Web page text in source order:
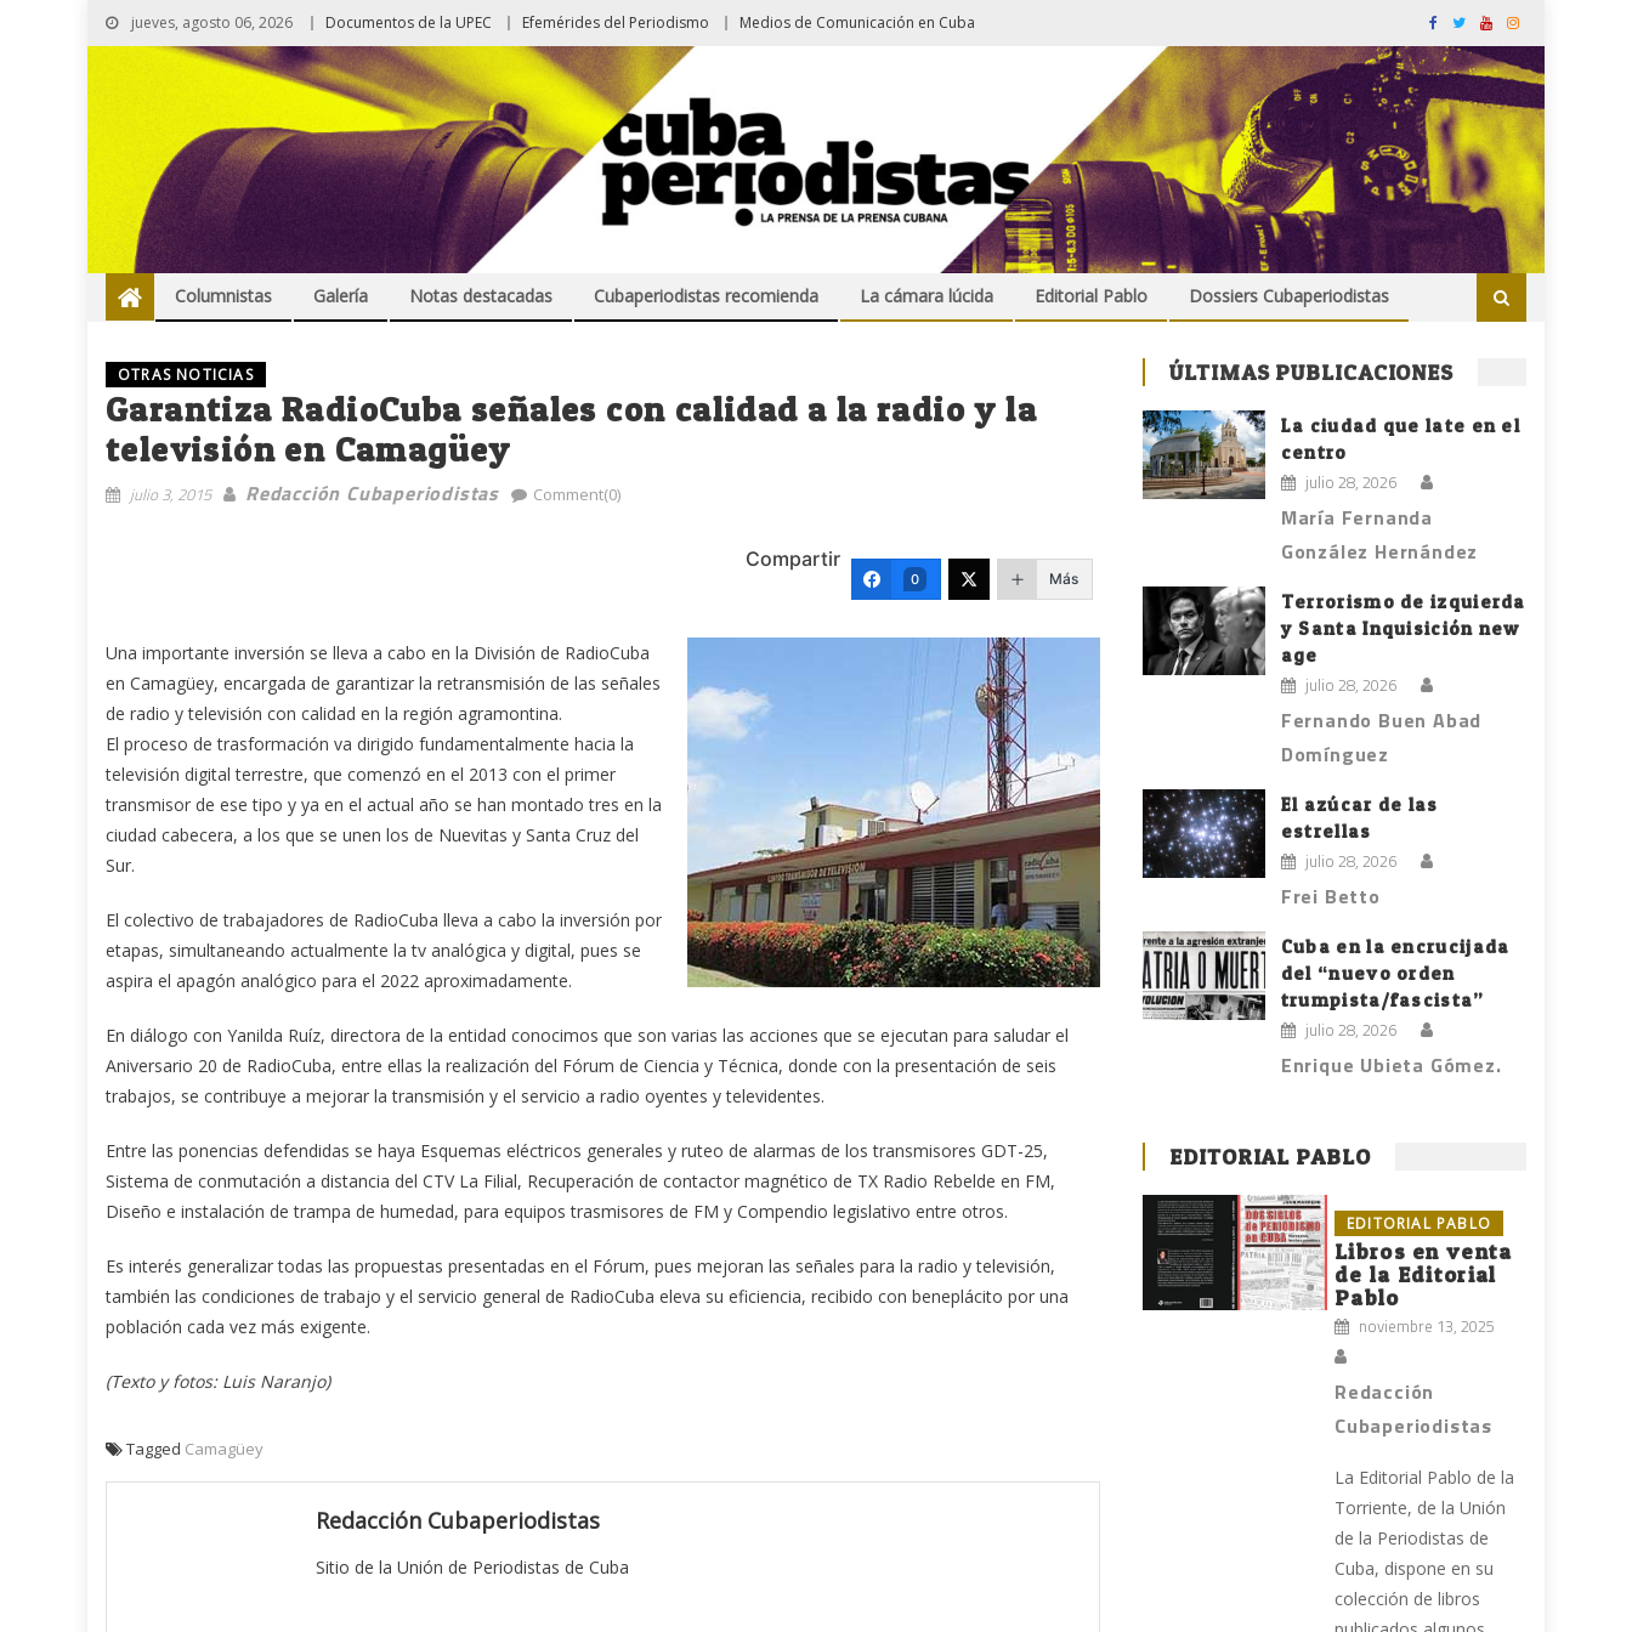
jueves, agosto 06, 2026 Documentos de la UPEC Efemérides del Periodismo Medios de Comunicación en Cuba
Columnistas Galería Notas destacadas Cubaperiodistas recomienda La cámara lúcida Editorial Pablo Dossiers Cubaperiodistas
OTRAS NOTICIAS
Garantiza RadioCuba señales con calidad a la radio y la
televisión en Camagüey
julio 3, 2015 Redacción Cubaperiodistas Comment(0)
Compartir
0 Más
Una importante inversión se lleva a cabo en la División de RadioCuba
en Camagüey, encargada de garantizar la retransmisión de las señales
de radio y televisión con calidad en la región agramontina.
El proceso de trasformación va dirigido fundamentalmente hacia la
televisión digital terrestre, que comenzó en el 2013 con el primer
transmisor de ese tipo y ya en el actual año se han montado tres en la
ciudad cabecera, a los que se unen los de Nuevitas y Santa Cruz del
Sur.
El colectivo de trabajadores de RadioCuba lleva a cabo la inversión por
etapas, simultaneando actualmente la tv analógica y digital, pues se
aspira el apagón analógico para el 2022 aproximadamente.
En diálogo con Yanilda Ruíz, directora de la entidad conocimos que son varias las acciones que se ejecutan para saludar el
Aniversario 20 de RadioCuba, entre ellas la realización del Fórum de Ciencia y Técnica, donde con la presentación de seis
trabajos, se contribuye a mejorar la transmisión y el servicio a radio oyentes y televidentes.
Entre las ponencias defendidas se haya Esquemas eléctricos generales y ruteo de alarmas de los transmisores GDT-25,
Sistema de conmutación a distancia del CTV La Filial, Recuperación de contactor magnético de TX Radio Rebelde en FM,
Diseño e instalación de trampa de humedad, para equipos trasmisores de FM y Compendio legislativo entre otros.
Es interés generalizar todas las propuestas presentadas en el Fórum, pues mejoran las señales para la radio y televisión,
también las condiciones de trabajo y el servicio general de RadioCuba eleva su eficiencia, recibido con beneplácito por una
población cada vez más exigente.
(Texto y fotos: Luis Naranjo)
Tagged Camagüey
Redacción Cubaperiodistas
Sitio de la Unión de Periodistas de Cuba
ÚLTIMAS PUBLICACIONES
La ciudad que late en el
centro
julio 28, 2026
María Fernanda
González Hernández
Terrorismo de izquierda
y Santa Inquisición new
age
julio 28, 2026
Fernando Buen Abad
Domínguez
El azúcar de las
estrellas
julio 28, 2026
Frei Betto
Cuba en la encrucijada
del “nuevo orden
trumpista/fascista”
julio 28, 2026
Enrique Ubieta Gómez.
EDITORIAL PABLO
EDITORIAL PABLO
Libros en venta
de la Editorial
Pablo
noviembre 13, 2025
Redacción
Cubaperiodistas
La Editorial Pablo de la
Torriente, de la Unión
de la Periodistas de
Cuba, dispone en su
colección de libros